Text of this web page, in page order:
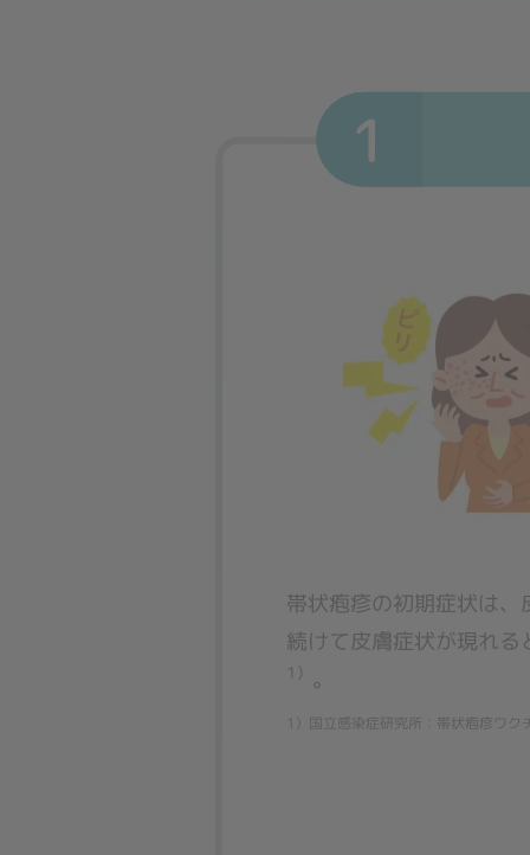
1
帯状疱疹の初期症状は
続けて皮膚症状が現れ
1） 。
1）国立感染症研究所：帯状疱疹ワ